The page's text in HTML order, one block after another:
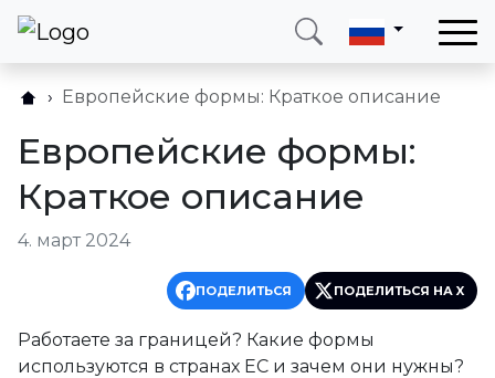
Позвоните мне Войти
+38 (066) 002 90 99
ukraine@neotax.eu
Европейские формы: Краткое описание
Европейские формы:
Краткое описание
4. март 2024
ПОДЕЛИТЬСЯ ПОДЕЛИТЬСЯ НА X
Работаете за границей? Какие формы
используются в странах ЕС и зачем они нужны?